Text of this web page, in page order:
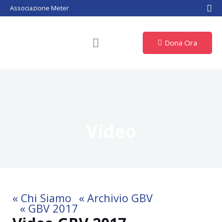
al
Associazione Meter
Dona Ora
« Chi Siamo « Archivio GBV
« GBV 2017